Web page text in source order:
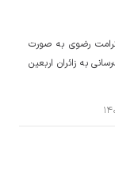
رضوی به صورت
خدمت‌رسانی به زائران اربعین